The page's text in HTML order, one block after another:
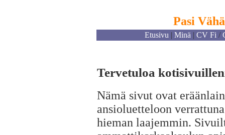
Pasi
Etusivu | Minä | CV Fi /
Tervetuloa
Nämä sivut ovat
ansioluetteloon
hieman laajemmin.